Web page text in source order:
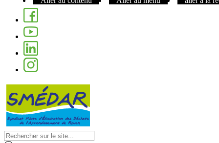
Facebook
Youtube
Linkedin
Instagram